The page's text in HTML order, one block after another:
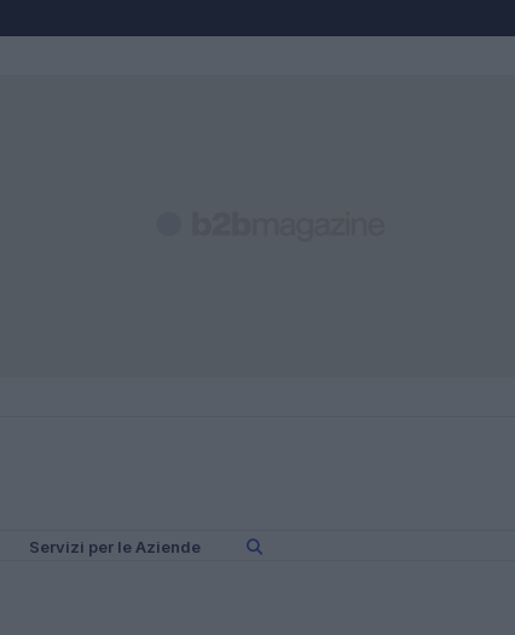
Servizi per le Aziende